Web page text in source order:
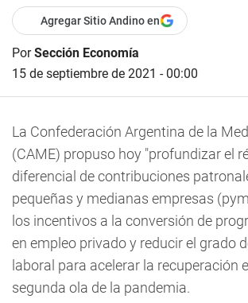
Agregar Sitio Andino en
PorSección Economía
15 de septiembre de 2021 - 00:00
La Confederación Argentina de la
(CAME) propuso hoy "profundizar el
diferencial de contribuciones
pequeñas y medianas empresas
los incentivos a la conversión de
en empleo privado y reducir el grado
laboral para acelerar la recuperación
segunda ola de la pandemia.